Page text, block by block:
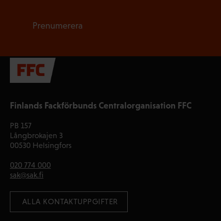
Finlands Fackförbunds Centralorganisation FFC
PB 157
Långbrokajen 3
00530 Helsingfors
020 774 000
sak@sak.fi
ALLA KONTAKTUPPGIFTER
Prenumerera